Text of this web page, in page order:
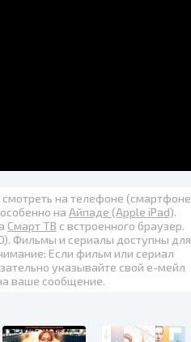
на телефоне (смартфоне
на Айпаде (Apple iPad).
Смарт ТВ с встроенного браузер.
. Фильмы и сериалы доступны для
Если фильм или сериал
указывайте свой е-мейл
ваше сообщение.